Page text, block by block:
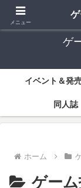
ゲ
イベント＆発
同人誌
ホーム
ゲー
メニュー